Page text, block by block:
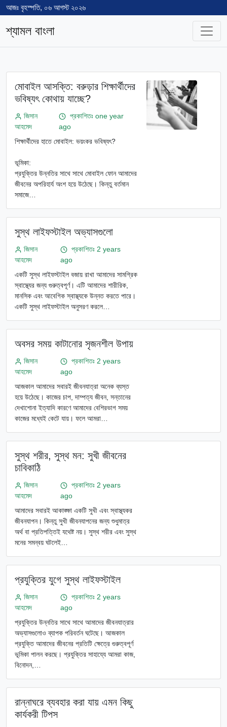
আজঃ বৃহস্পতি, ০৬ আগস্ট ২০২৬
শ্যামল বাংলা
মোবাইল আসক্তি: বরুড়ার শিক্ষার্থীদের
ভবিষ্যৎ কোথায় যাচ্ছে?
জিসান
আহমেদ
প্রকাশিতঃ one year
ago
শিক্ষার্থীদের হাতে মোবাইল: ভয়ংকর ভবিষ্যৎ?
ভূমিকা:
প্রযুক্তির উন্নতির সাথে সাথে মোবাইল ফোন আমাদের
জীবনের অপরিহার্য অংশ হয়ে উঠেছে। কিন্তু বর্তমান
সমাজে…
সুস্থ লাইফস্টাইল অভ্যাসগুলো
জিসান
আহমেদ
প্রকাশিতঃ 2 years
ago
একটি সুস্থ লাইফস্টাইল বজায় রাখা আমাদের সামগ্রিক
স্বাস্থ্যের জন্য গুরুত্বপূর্ণ। এটি আমাদের শারীরিক,
মানসিক এবং আবেগিক স্বাস্থ্যকে উন্নত করতে পারে।
একটি সুস্থ লাইফস্টাইল অনুসরণ করলে…
অবসর সময় কাটানোর সৃজনশীল উপায়
জিসান
আহমেদ
প্রকাশিতঃ 2 years
ago
আজকাল আমাদের সবারই জীবনযাত্রা অনেক ব্যস্ত
হয়ে উঠেছে। কাজের চাপ, দাম্পত্য জীবন, সন্তানের
দেখাশোনা ইত্যাদি কারণে আমাদের বেশিরভাগ সময়
কাজের মধ্যেই কেটে যায়। ফলে আমরা…
সুস্থ শরীর, সুস্থ মন: সুখী জীবনের
চাবিকাঠি
জিসান
আহমেদ
প্রকাশিতঃ 2 years
ago
আমাদের সবারই আকাঙ্ক্ষা একটি সুখী এবং স্বাস্থ্যকর
জীবনযাপন। কিন্তু সুখী জীবনযাপনের জন্য শুধুমাত্র
অর্থ বা প্রতিপত্তিই যথেষ্ট নয়। সুস্থ শরীর এবং সুস্থ
মনের সমন্বয় ঘটলেই…
প্রযুক্তির যুগে সুস্থ লাইফস্টাইল
জিসান
আহমেদ
প্রকাশিতঃ 2 years
ago
প্রযুক্তির উন্নতির সাথে সাথে আমাদের জীবনযাত্রার
অভ্যাসগুলোও ব্যাপক পরিবর্তন ঘটেছে। আজকাল
প্রযুক্তি আমাদের জীবনের প্রতিটি ক্ষেত্রে গুরুত্বপূর্ণ
ভূমিকা পালন করছে। প্রযুক্তির সাহায্যে আমরা কাজ,
বিনোদন,…
রান্নাঘরে ব্যবহার করা যায় এমন কিছু
কার্যকরী টিপস